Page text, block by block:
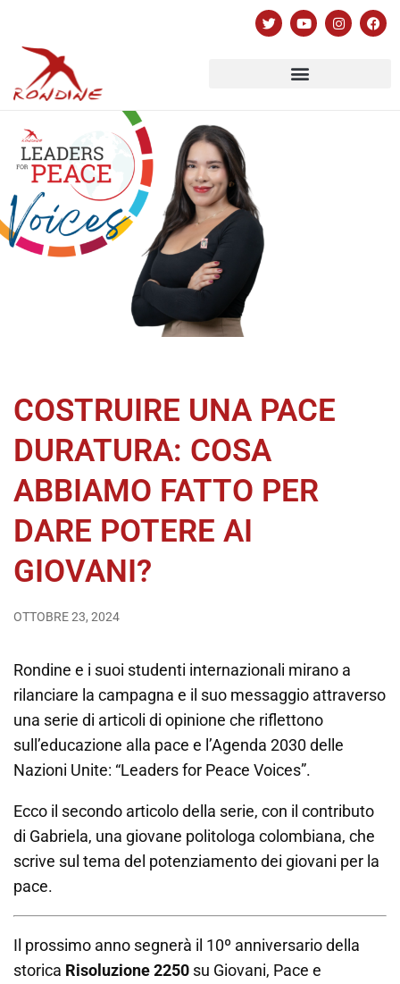
COSTRUIRE UNA PACE
DURATURA: COSA
ABBIAMO FATTO PER
DARE POTERE AI
GIOVANI?
OTTOBRE 23, 2024
Rondine e i suoi studenti internazionali mirano a
rilanciare la campagna e il suo messaggio attraverso
una serie di articoli di opinione che riflettono
sull’educazione alla pace e l’Agenda 2030 delle
Nazioni Unite: “Leaders for Peace Voices”.
Ecco il secondo articolo della serie, con il contributo
di Gabriela, una giovane politologa colombiana, che
scrive sul tema del potenziamento dei giovani per la
pace.
Il prossimo anno segnerà il 10º anniversario della
storica Risoluzione 2250 su Giovani, Pace e